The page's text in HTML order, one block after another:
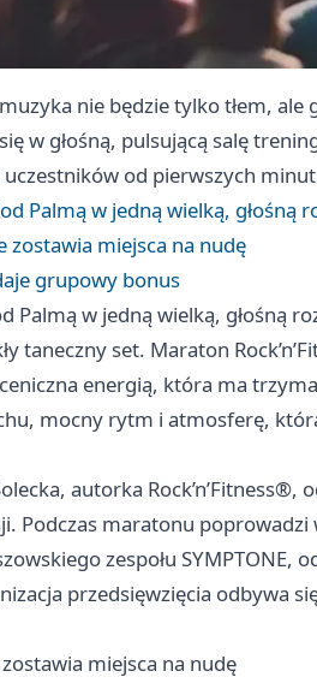
muzyka nie będzie tylko tłem,
w głośną, pulsującą salę
od pierwszych
Palmą w jedną wielką, głośną
zostawia miejsca na nudę
grupowy bonus
Palmą w jedną wielką, głośną
taneczny set. Maraton
energią, która ma
mocny rytm i atmosferę,
autorka Rock’n’Fitness®,
Podczas maratonu poprowadzi
zespołu SYMPTONE,
przedsięwzięcia odbywa
miejsca na nudę